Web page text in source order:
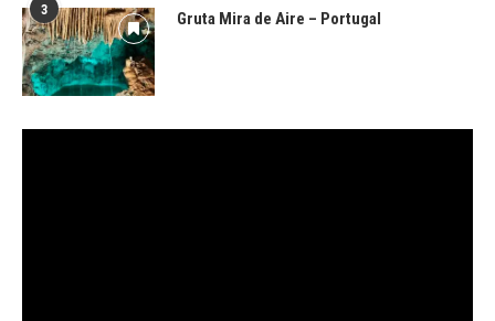
3 Gruta Mira de Aire – Portugal